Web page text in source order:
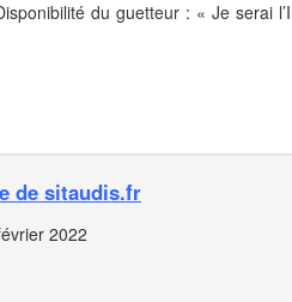
du guetteur : « Je serai
de sitaudis.fr
2022